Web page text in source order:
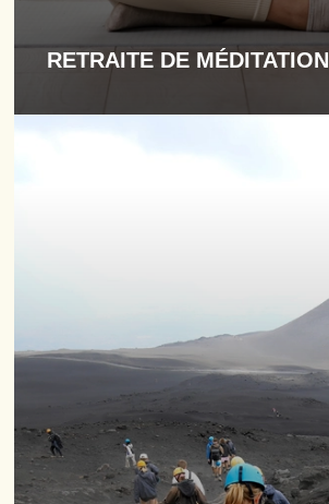
RETRAITE DE MÉDITATION